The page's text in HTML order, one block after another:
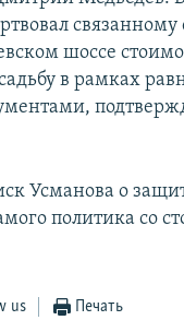
шоссе
в рамках
Усманова о
политика со
us Печать